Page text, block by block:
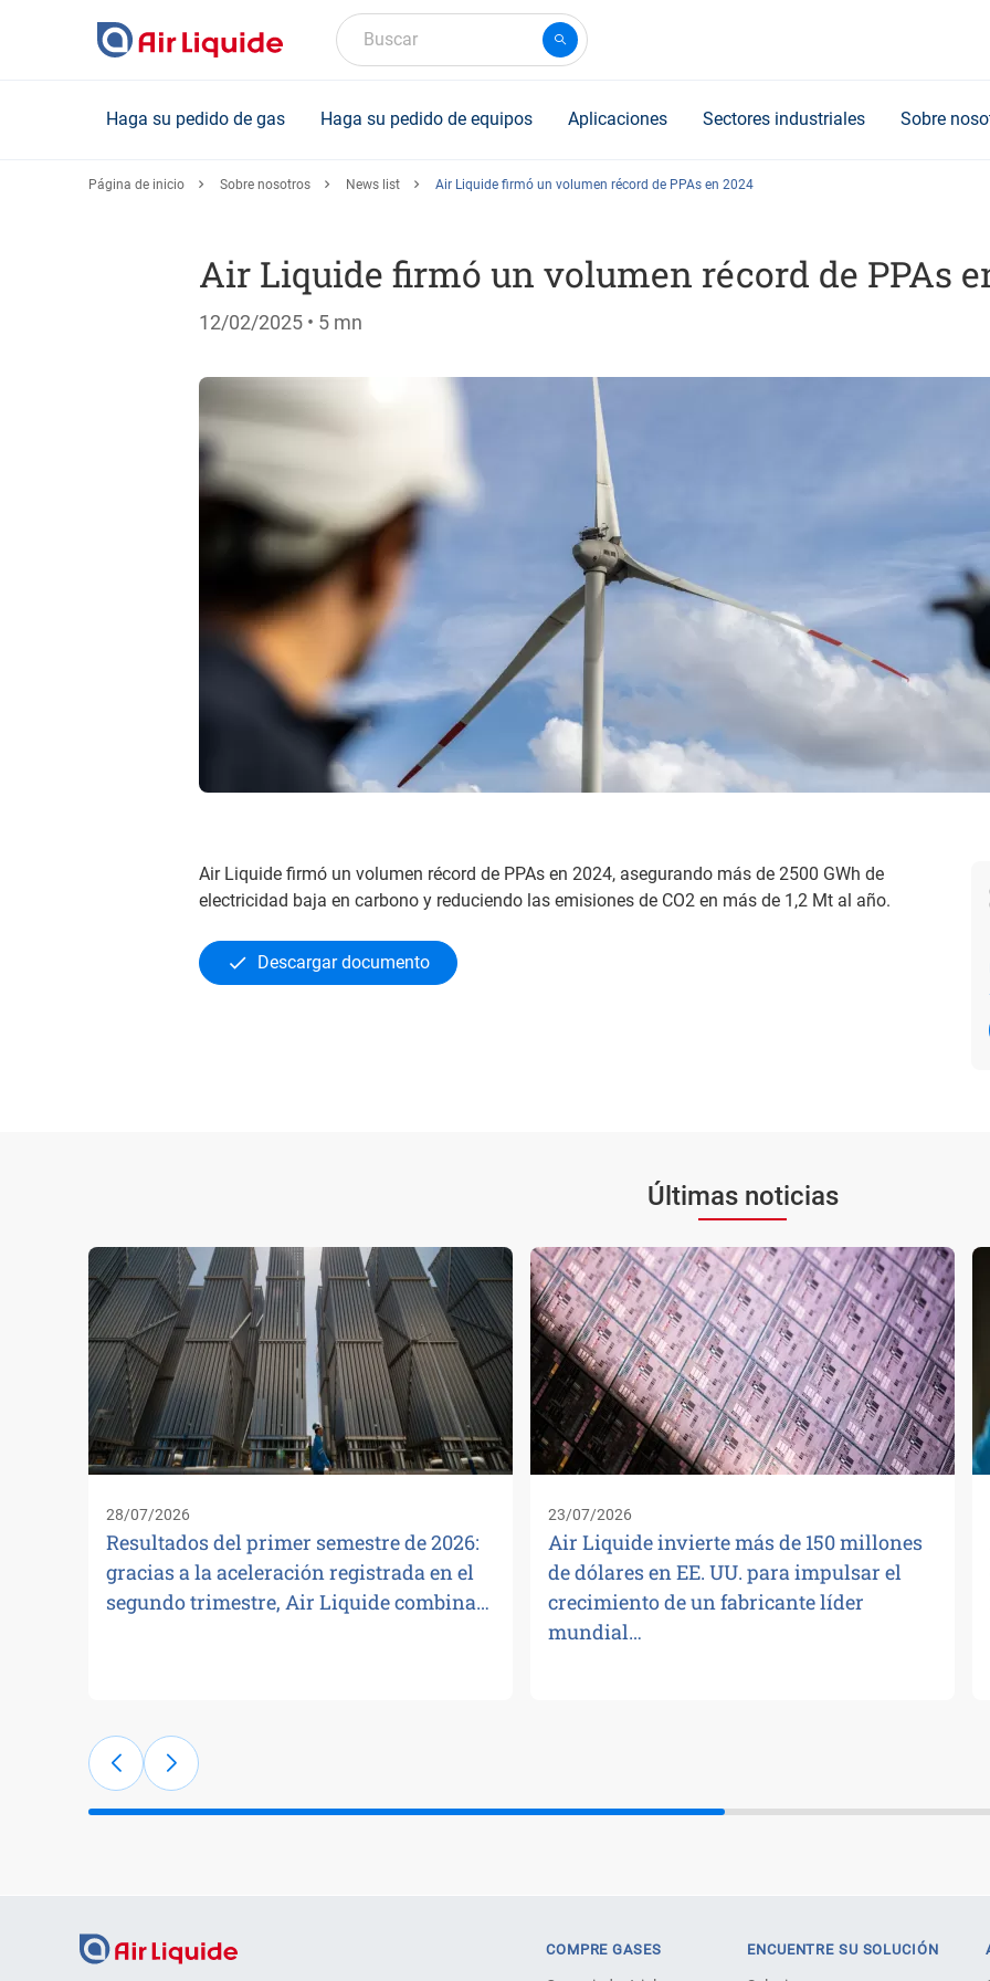
Buscar
Haga su pedido de gas Haga su pedido de equipos Aplicaciones Sectores industriales Sobre
Página de inicio Sobre nosotros News list Air Liquide firmó un volumen récord de PPAs en 2024
Air Liquide firmó un volumen récord de PPAs
12/02/2025 • 5 mn
Air Liquide firmó un volumen récord de PPAs en 2024, asegurando más de 2500 GWh de
electricidad baja en carbono y reduciendo las emisiones de CO2 en más de 1,2 Mt al año.
Descargar documento
Últimas noticias
28/07/2026
Resultados del primer semestre de 2026:
gracias a la aceleración registrada en el
segundo trimestre, Air Liquide combina…
23/07/2026
Air Liquide invierte más de 150 millones
de dólares en EE. UU. para impulsar el
crecimiento de un fabricante líder
mundial…
COMPRE GASES ENCUENTRE SU SOLUCIÓN